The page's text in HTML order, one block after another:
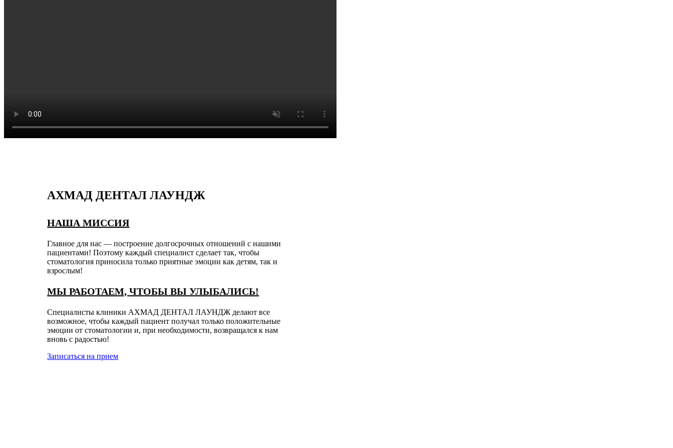
АХМАД ДЕНТАЛ ЛАУНДЖ
НАША МИССИЯ
Главное для нас — построение долгосрочных отношений с нашими
пациентами! Поэтому каждый специалист сделает так, чтобы
стоматология приносила только приятные эмоции как детям, так и
взрослым!
МЫ РАБОТАЕМ, ЧТОБЫ ВЫ УЛЫБАЛИСЬ!
Специалисты клиники АХМАД ДЕНТАЛ ЛАУНДЖ делают все
возможное, чтобы каждый пациент получал только положительные
эмоции от стоматологии и, при необходимости, возвращался к нам
вновь с радостью!
Записаться на прием